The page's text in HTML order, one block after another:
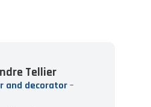
Tellier
and decorator–